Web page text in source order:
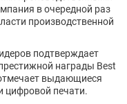
в очередной раз
производственной
подтверждает
награды Best
выдающиеся
цифровой печати.